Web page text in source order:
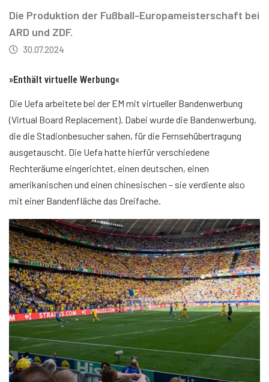
Die Produktion der Fußball-Europameisterschaft bei
ARD und ZDF.
30.07.2024
»Enthält virtuelle Werbung«
Die Uefa arbeitete bei der EM mit virtueller Bandenwerbung
(Virtual Board Replacement). Dabei wurde die Bandenwerbung,
die die Stadionbesucher sahen, für die Fernsehübertragung
ausgetauscht. Die Uefa hatte hierfür verschiedene
Rechteräume eingerichtet, einen deutschen, einen
amerikanischen und einen chinesischen – sie verdiente also
mit einer Bandenfläche das Dreifache.